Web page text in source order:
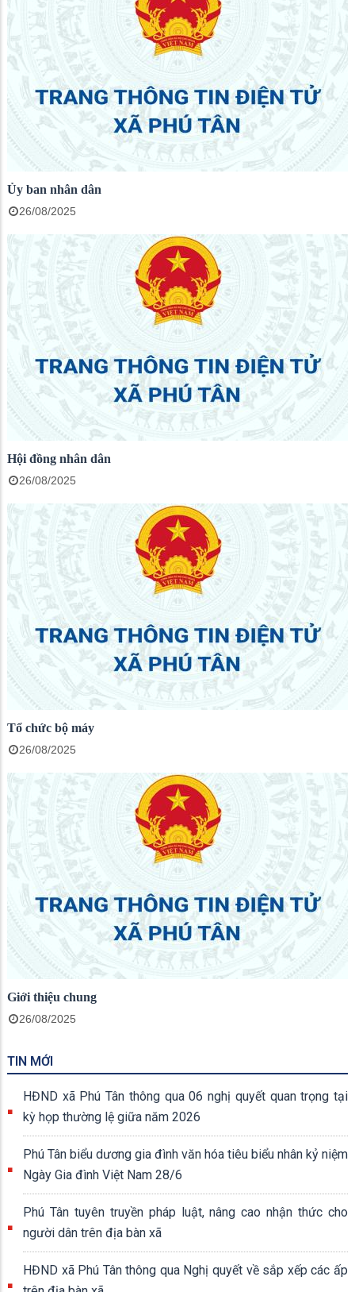
Ủy ban nhân dân
26/08/2025
Hội đồng nhân dân
26/08/2025
Tổ chức bộ máy
26/08/2025
Giới thiệu chung
26/08/2025
TIN MỚI
HĐND xã Phú Tân thông qua 06 nghị quyết quan trọng tại
kỳ họp thường lệ giữa năm 2026
Phú Tân biểu dương gia đình văn hóa tiêu biểu nhân kỷ niệm
Ngày Gia đình Việt Nam 28/6
Phú Tân tuyên truyền pháp luật, nâng cao nhận thức cho
người dân trên địa bàn xã
HĐND xã Phú Tân thông qua Nghị quyết về sắp xếp các ấp